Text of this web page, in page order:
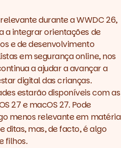
durante a WWDC 26,
a integrar orientações de
e de desenvolvimento
em segurançaonline, nos
a ajudar a avançar a
digital das crianças.
estarão disponíveis com as
27 e macOS 27. Pode
menos relevante em matéria
ditas, mas, de facto, é algo
filhos.